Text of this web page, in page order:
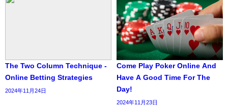
The Two Column Technique -
Online Betting Strategies
2024年11月24日
Come Play Poker Online And
Have A Good Time For The
Day!
2024年11月23日